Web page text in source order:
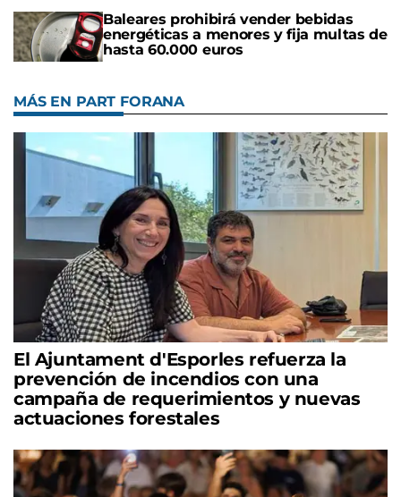
Baleares prohibirá vender bebidas
energéticas a menores y fija multas de
hasta 60.000 euros
MÁS EN PART FORANA
El Ajuntament d'Esporles refuerza la
prevención de incendios con una
campaña de requerimientos y nuevas
actuaciones forestales